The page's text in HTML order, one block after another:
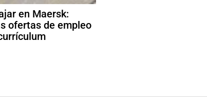
en Maersk:
ofertas de empleo